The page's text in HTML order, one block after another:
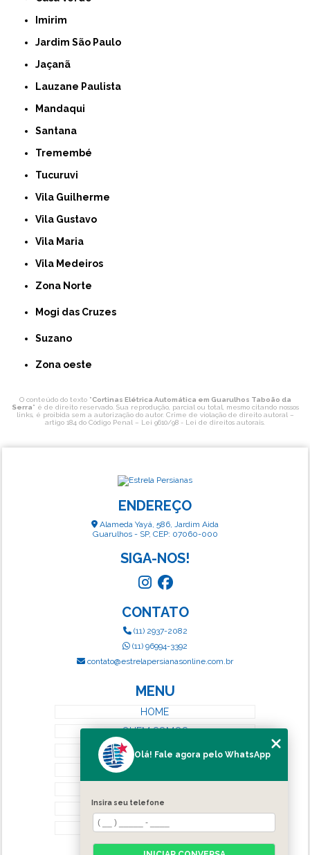
Imirim
Jardim São Paulo
Jaçanã
Lauzane Paulista
Mandaqui
Santana
Tremembé
Tucuruvi
Vila Guilherme
Vila Gustavo
Vila Maria
Vila Medeiros
Zona Norte
Mogi das Cruzes
Suzano
Zona oeste
O conteúdo do texto "Cortinas Elétrica Automática em Guarulhos Taboão da
Serra" é de direito reservado. Sua reprodução, parcial ou total, mesmo citando nossos
links, é proibida sem a autorização do autor. Crime de violação de direito autoral –
artigo 184 do Código Penal – Lei 9610/98 - Lei de direitos autorais
ENDEREÇO
Alameda Yayá, 586, Jardim Aida
Guarulhos - SP, CEP: 07060-000
SIGA-NOS!
CONTATO
(11) 2937-2082
(11) 96994-3392
contato@estrelapersianasonline.com.br
MENU
HOME
QUEM SOMOS
SERVIÇOS
CATEGORIAS
MAPA DO SITE
Olá! Fale agora pelo WhatsApp
Insira seu telefone